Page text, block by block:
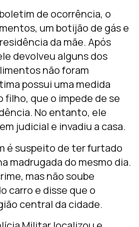
de ocorrência, o
um botijão de gás e
da mãe. Após
devolveu alguns dos
não foram
possui uma medida
que o impede de se
No entanto, ele
judicial e invadiu a casa.
é suspeito de ter furtado
madrugada do mesmo dia.
mas não soube
carro e disse que o
central da cidade.